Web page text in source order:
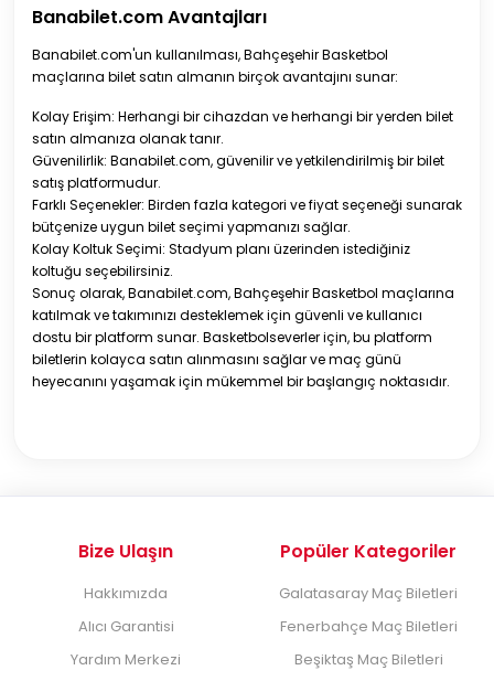
Banabilet.com Avantajları
Banabilet.com'un kullanılması, Bahçeşehir Basketbol
maçlarına bilet satın almanın birçok avantajını sunar:
Kolay Erişim: Herhangi bir cihazdan ve herhangi bir yerden bilet
satın almanıza olanak tanır.
Güvenilirlik: Banabilet.com, güvenilir ve yetkilendirilmiş bir bilet
satış platformudur.
Farklı Seçenekler: Birden fazla kategori ve fiyat seçeneği sunarak
bütçenize uygun bilet seçimi yapmanızı sağlar.
Kolay Koltuk Seçimi: Stadyum planı üzerinden istediğiniz
koltuğu seçebilirsiniz.
Sonuç olarak, Banabilet.com, Bahçeşehir Basketbol maçlarına
katılmak ve takımınızı desteklemek için güvenli ve kullanıcı
dostu bir platform sunar. Basketbolseverler için, bu platform
biletlerin kolayca satın alınmasını sağlar ve maç günü
heyecanını yaşamak için mükemmel bir başlangıç noktasıdır.
Bize Ulaşın
Hakkımızda
Alıcı Garantisi
Yardım Merkezi
Popüler Kategoriler
Galatasaray Maç Biletleri
Fenerbahçe Maç Biletleri
Beşiktaş Maç Biletleri